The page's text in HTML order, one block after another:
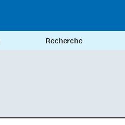
Recherche